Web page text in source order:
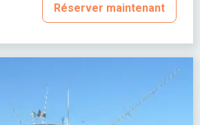
Réserver maintenant